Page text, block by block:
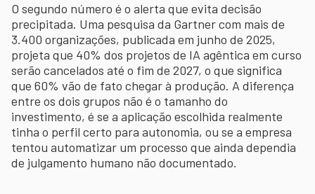
O segundo número é o alerta que evita decisão
precipitada. Uma pesquisa da Gartner com mais de
3.400 organizações, publicada em junho de 2025,
projeta que 40% dos projetos de IA agêntica em curso
serão cancelados até o fim de 2027, o que significa
que 60% vão de fato chegar à produção. A diferença
entre os dois grupos não é o tamanho do
investimento, é se a aplicação escolhida realmente
tinha o perfil certo para autonomia, ou se a empresa
tentou automatizar um processo que ainda dependia
de julgamento humano não documentado.